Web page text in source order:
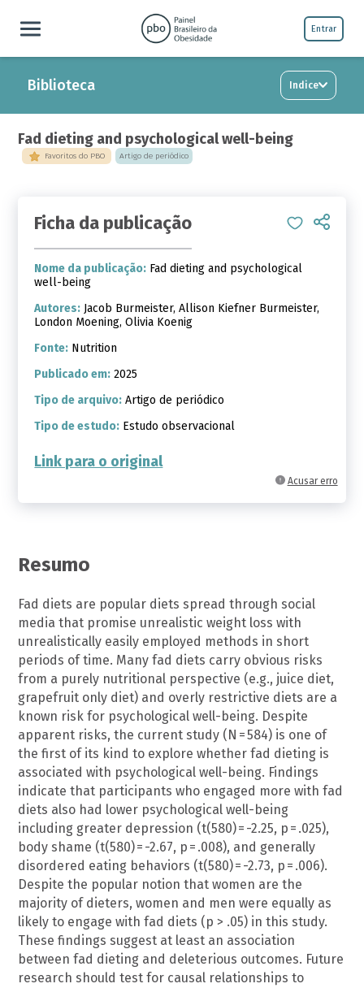
Entrar
Biblioteca Indice
Fad dieting and psychological well-being
Favoritos do PBO Artigo de periódico
Acusar erro
Ficha da publicação
Nome da publicação: Fad dieting and psychological
well-being
Autores: Jacob Burmeister, Allison Kiefner Burmeister,
London Moening, Olivia Koenig
Fonte: Nutrition
Publicado em: 2025
Tipo de arquivo: Artigo de periódico
Tipo de estudo: Estudo observacional
Link para o original
Resumo
Fad diets are popular diets spread through social
media that promise unrealistic weight loss with
unrealistically easily employed methods in short
periods of time. Many fad diets carry obvious risks
from a purely nutritional perspective (e.g., juice diet,
grapefruit only diet) and overly restrictive diets are a
known risk for psychological well-being. Despite
apparent risks, the current study (N = 584) is one of
the first of its kind to explore whether fad dieting is
associated with psychological well-being. Findings
indicate that participants who engaged more with fad
diets also had lower psychological well-being
including greater depression (t(580) = -2.25, p = .025),
body shame (t(580) = -2.67, p = .008), and generally
disordered eating behaviors (t(580) = -2.73, p = .006).
Despite the popular notion that women are the
majority of dieters, women and men were equally as
likely to engage with fad diets (p > .05) in this study.
These findings suggest at least an association
between fad dieting and deleterious outcomes. Future
research should test for causal relationships to